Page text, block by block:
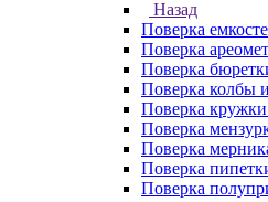
Назад
Поверка
Поверка
Поверка
Поверка колбы
Поверка
Поверка
Поверка
Поверка
Поверка